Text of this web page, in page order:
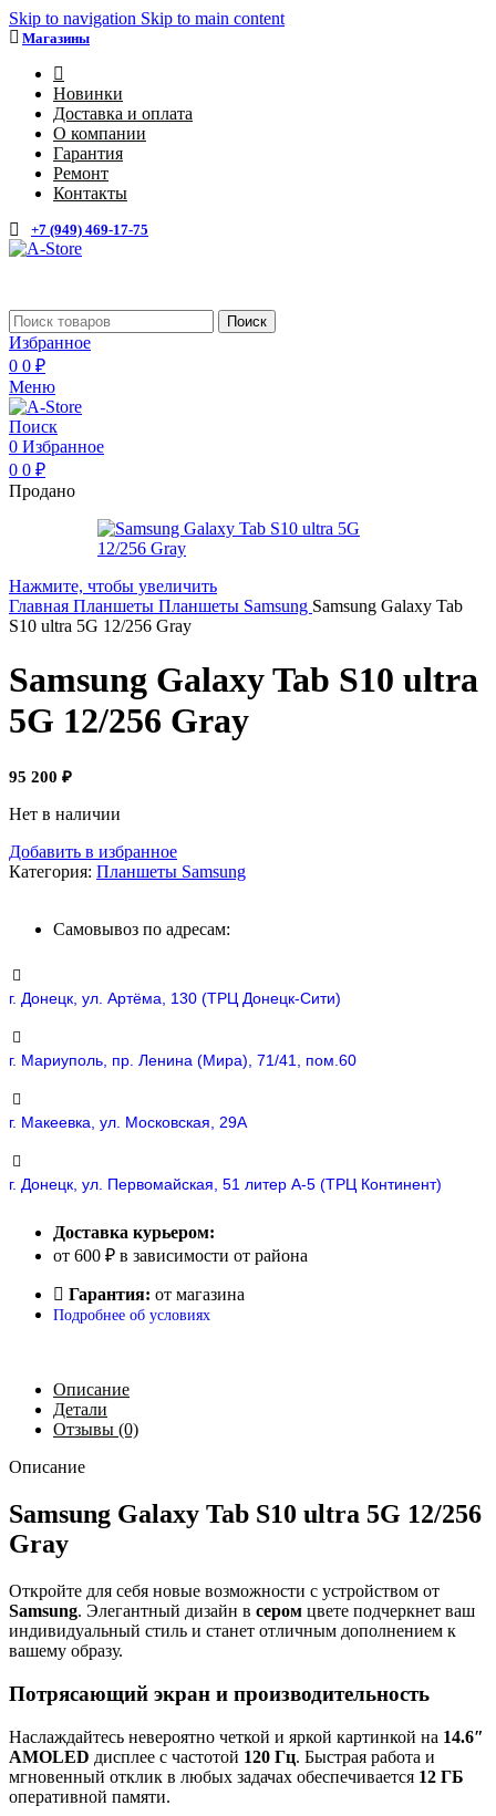
Skip to navigation Skip to main content
Магазины
Новинки
Доставка и оплата
О компании
Гарантия
Ремонт
Контакты
+7 (949) 469-17-75
Поиск
Избранное
0 0 ₽
Меню
Поиск
0 Избранное
0 0 ₽
Продано
Нажмите, чтобы увеличить
Главная Планшеты Планшеты Samsung Samsung Galaxy Tab
S10 ultra 5G 12/256 Gray
Samsung Galaxy Tab S10 ultra
5G 12/256 Gray
95 200 ₽
Нет в наличии
Добавить в избранное
Категория: Планшеты Samsung
Самовывоз по адресам:
г. Донецк, ул. Артёма, 130 (ТРЦ Донецк-Сити)
г. Мариуполь, пр. Ленина (Мира), 71/41, пом.60
г. Макеевка, ул. Московская, 29А
г. Донецк, ул. Первомайская, 51 литер А-5 (ТРЦ Континент)
Доставка курьером:
от 600 ₽ в зависимости от района
Гарантия: от магазина
Подробнее об условиях
Описание
Детали
Отзывы (0)
Описание
Samsung Galaxy Tab S10 ultra 5G 12/256
Gray
Откройте для себя новые возможности с устройством от
Samsung. Элегантный дизайн в сером цвете подчеркнет ваш
индивидуальный стиль и станет отличным дополнением к
вашему образу.
Потрясающий экран и производительность
Наслаждайтесь невероятно четкой и яркой картинкой на 14.6″
AMOLED дисплее с частотой 120 Гц. Быстрая работа и
мгновенный отклик в любых задачах обеспечивается 12 ГБ
оперативной памяти.